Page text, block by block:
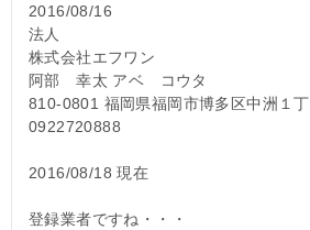
ン2016/08/16
法人
株式会社エフワン
阿部 幸太 アベ コウタ
810-0801 福岡県福岡市博多区中洲１
0922720888
2016/08/18 現在
登録業者ですね・・・